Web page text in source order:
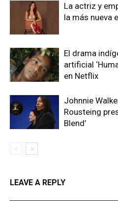
La actriz y
la más nueva
El drama
artificial
en Netflix
Johnnie
Rousteing
Blend’
LEAVE A REPLY